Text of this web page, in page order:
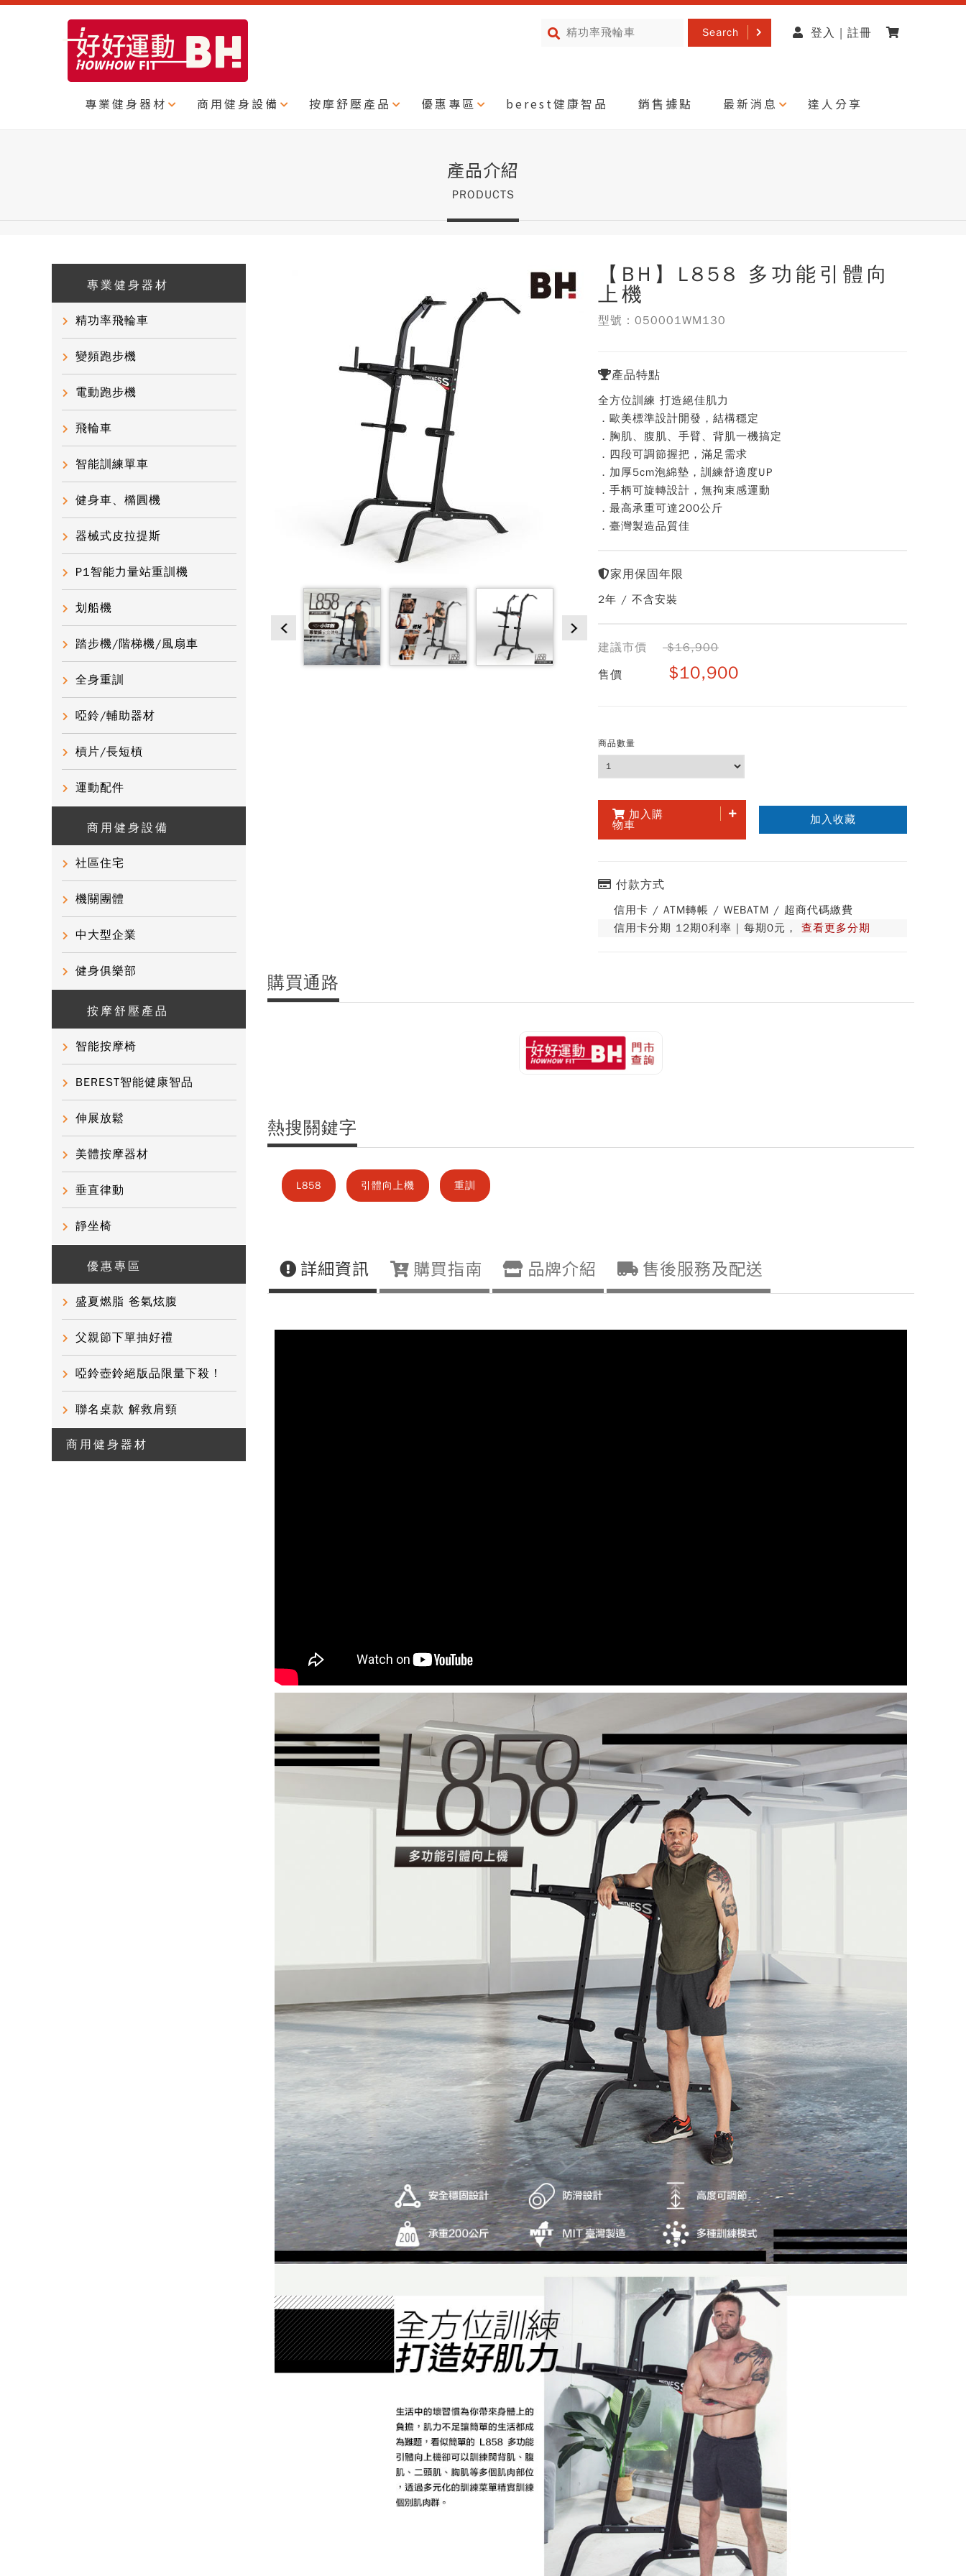
Search 登入 | 註冊
專業健身器材 商用健身設備 按摩舒壓產品 優惠專區 berest健康智品 銷售據點 最新消息 達人分享
產品介紹
PRODUCTS
專業健身器材
精功率飛輪車
變頻跑步機
電動跑步機
飛輪車
智能訓練單車
健身車、橢圓機
器械式皮拉提斯
P1智能力量站重訓機
划船機
踏步機/階梯機/風扇車
全身重訓
啞鈴/輔助器材
槓片/長短槓
運動配件
商用健身設備
社區住宅
機關團體
中大型企業
健身俱樂部
按摩舒壓產品
智能按摩椅
BEREST智能健康智品
伸展放鬆
美體按摩器材
垂直律動
靜坐椅
優惠專區
盛夏燃脂 爸氣炫腹
父親節下單抽好禮
啞鈴壺鈴絕版品限量下殺！
聯名桌款 解救肩頸
商用健身器材
【BH】L858 多功能引體向
上機
型號：050001WM130
產品特點
全方位訓練 打造絕佳肌力
．歐美標準設計開發，結構穩定
．胸肌、腹肌、手臂、背肌一機搞定
．四段可調節握把，滿足需求
．加厚5cm泡綿墊，訓練舒適度UP
．手柄可旋轉設計，無拘束感運動
．最高承重可達200公斤
．臺灣製造品質佳
家用保固年限
2年 / 不含安裝
建議市價
$16,900
售價
$10,900
商品數量
加入購
物車
加入收藏
付款方式
信用卡 / ATM轉帳 / WEBATM / 超商代碼繳費
信用卡分期 12期0利率 | 每期0元， 查看更多分期
購買通路
熱搜關鍵字
L858 引體向上機 重訓
詳細資訊 購買指南 品牌介紹 售後服務及配送